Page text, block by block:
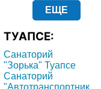
ЕЩЕ
ТУАПСЕ:
Санаторий
"Зорька" Туапсе
Санаторий
"Автотранспортник